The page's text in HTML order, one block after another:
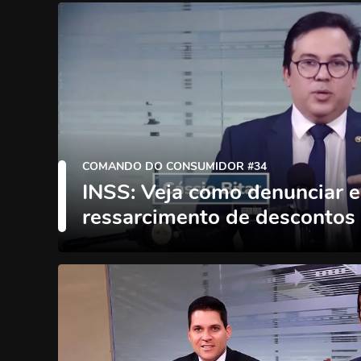
COMANDO DO CONSUMIDOR #34
INSS: Veja como denunciar
ressarcimento de descontos